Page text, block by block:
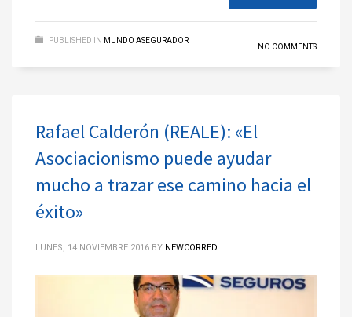
PUBLISHED IN MUNDO ASEGURADOR
NO COMMENTS
Rafael Calderón (REALE): «El
Asociacionismo puede ayudar
mucho a trazar ese camino hacia el
éxito»
LUNES, 14 NOVIEMBRE 2016 BY NEWCORRED